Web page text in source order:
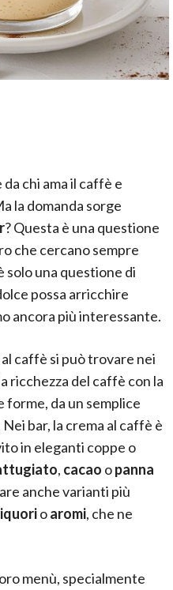
chi ama il caffè e
la domanda sorge
? Questa è una questione
che cercano sempre
solo una questione di
possa arricchire
ancora più interessante.
al caffè si può trovare nei
ricchezza del caffè con la
forme, da un semplice
bar, la crema al caffè è
in eleganti coppe o
, cacao opanna
anche varianti più
oaromi, che ne
menù, specialmente